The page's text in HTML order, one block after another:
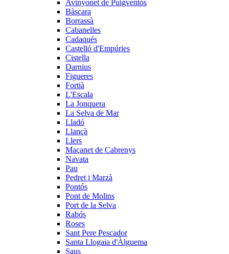
Avinyonet de Puigventós
Bàscara
Borrassà
Cabanelles
Cadaqués
Castelló d'Empúries
Cistella
Darnius
Figueres
Fortià
L'Escala
La Jonquera
La Selva de Mar
Lladó
Llançà
Llers
Maçanet de Cabrenys
Navata
Pau
Pedret i Marzà
Pontós
Pont de Molins
Port de la Selva
Rabós
Roses
Sant Pere Pescador
Santa Llogaia d'Àlguema
Saus